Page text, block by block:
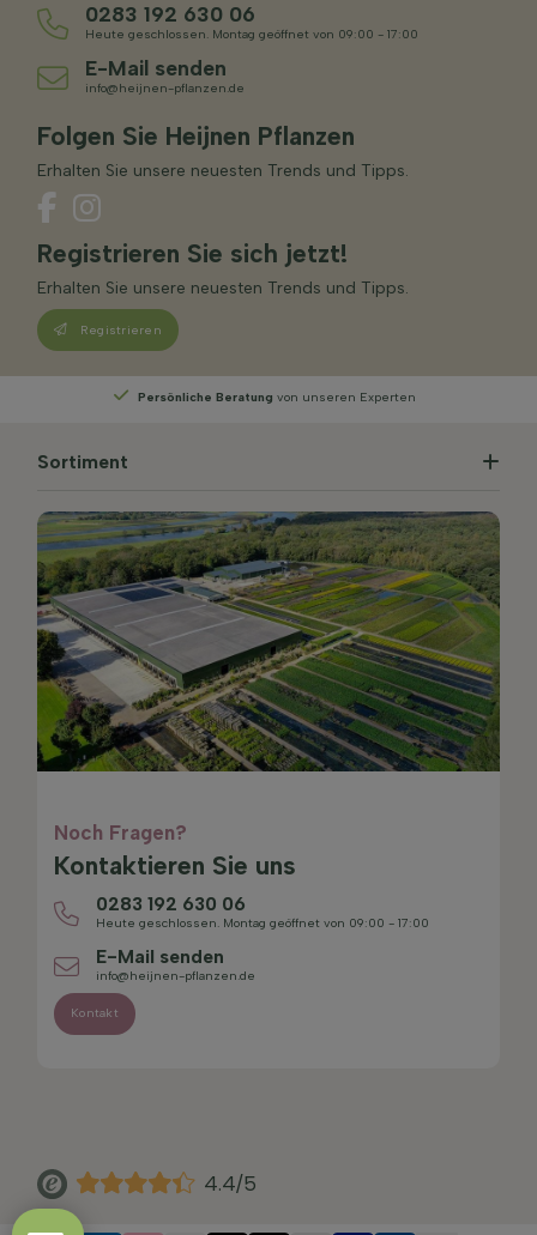
0283 192 630 06
Heute geschlossen. Montag geöffnet von 09:00 - 17:00
E-Mail senden
info@heijnen-pflanzen.de
Folgen Sie Heijnen Pflanzen
Erhalten Sie unsere neuesten Trends und Tipps.
Registrieren Sie sich jetzt!
Erhalten Sie unsere neuesten Trends und Tipps.
Registrieren
Wählen Sie Ihre Lieferwoche
Sortiment
Noch Fragen?
Kontaktieren Sie uns
0283 192 630 06
Heute geschlossen. Montag geöffnet von 09:00 - 17:00
E-Mail senden
info@heijnen-pflanzen.de
Kontakt
4.4/5